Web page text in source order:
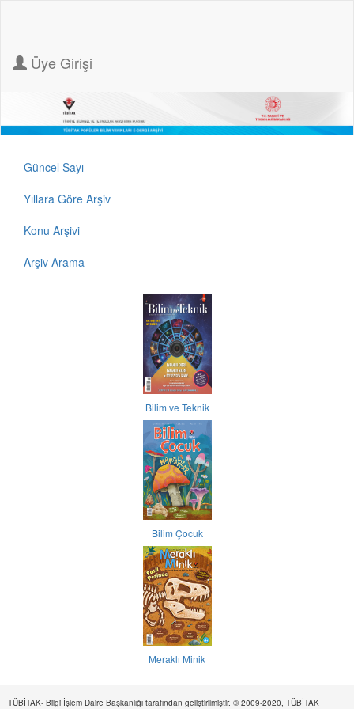
Üye Girişi
Güncel Sayı
Yıllara Göre Arşiv
Konu Arşivi
Arşiv Arama
Bilim ve Teknik
Bilim Çocuk
Meraklı Minik
TÜBİTAK- Bilgi İşlem Daire Başkanlığı tarafından geliştirilmiştir. © 2009-2020, TÜBİTAK